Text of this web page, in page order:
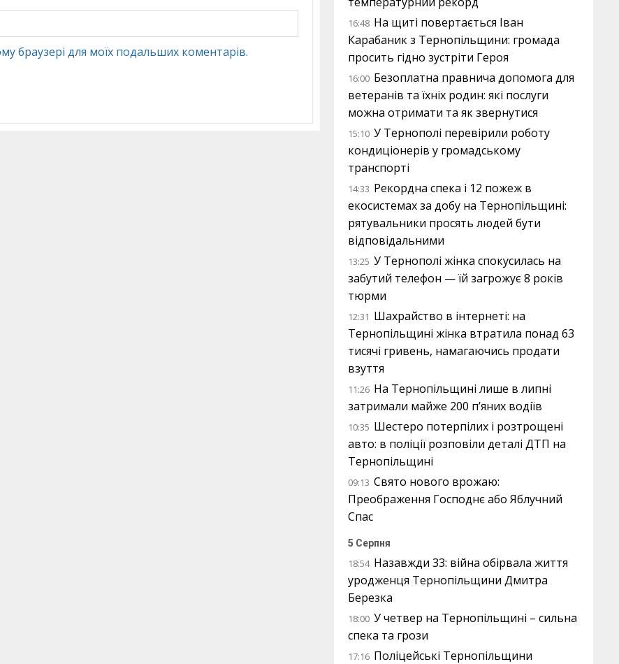
браузері для моїх подальших коментарів.
16:48 На щиті повертається Іван
Карабаник з Тернопільщини: громада
просить гідно зустріти Героя
16:00 Безоплатна правнича допомога для
ветеранів та їхніх родин: які послуги
можна отримати та як звернутися
15:10 У Тернополі перевірили роботу
кондиціонерів у громадському
транспорті
14:33 Рекордна спека і 12 пожеж в
екосистемах за добу на Тернопільщині:
рятувальники просять людей бути
відповідальними
13:25 У Тернополі жінка спокусилась на
забутий телефон — їй загрожує 8 років
тюрми
12:31 Шахрайство в інтернеті: на
Тернопільщині жінка втратила понад 63
тисячі гривень, намагаючись продати
взуття
11:26 На Тернопільщині лише в липні
затримали майже 200 п’яних водіїв
10:35 Шестеро потерпілих і розтрощені
авто: в поліції розповіли деталі ДТП на
Тернопільщині
09:13 Свято нового врожаю:
Преображення Господнє або Яблучний
Спас
5 Серпня
18:54 Назавжди 33: війна обірвала життя
уродженця Тернопільщини Дмитра
Березка
18:00 У четвер на Тернопільщині – сильна
спека та грози
17:16 Поліцейські Тернопільщини